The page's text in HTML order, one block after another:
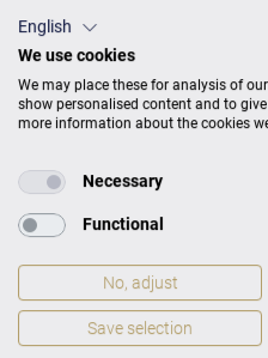
English
We use cookies
We may place these for analysis of
show personalised content and to
more information about the cookies
Necessary
Functional
No, adjust
Save selection